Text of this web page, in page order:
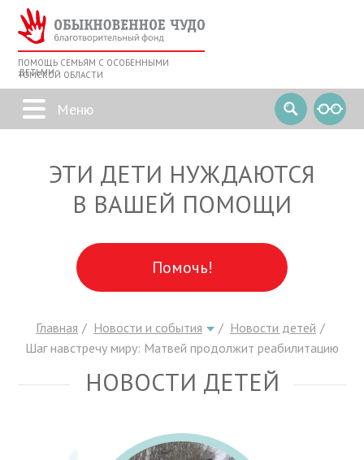
ПОМОЩЬ СЕМЬЯМ С ОСОБЕННЫМИ
ДЕТЬМИ
ТОМСКОЙ ОБЛАСТИ
ЭТИ ДЕТИ НУЖДАЮТСЯ
В ВАШЕЙ ПОМОЩИ
Помочь!
Главная Новости и события
Новости детей
Шаг навстречу миру: Матвей продолжит реабилитацию
НОВОСТИ ДЕТЕЙ